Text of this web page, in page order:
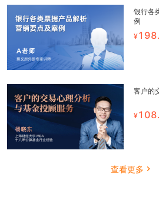
银行各
例
客户的
查看更多